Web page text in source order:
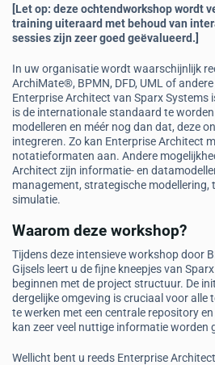
[Let op: deze ochtendworkshop wordt
training uiteraard met behoud van
sessies zijn zeer goed geëvalueerd.]
In uw organisatie wordt waarschijnlijk
ArchiMate®, BPMN, DFD, UML of
Enterprise Architect van Sparx Systems
is de internationale standaard te
modelleren en méér nog dan dat, deze
integreren. Zo kan Enterprise Architect
notatieformaten aan. Andere
Architect zijn informatie- en
management, strategische modellering,
simulatie.
Waarom deze workshop?
Tijdens deze intensieve workshop door
Gijsels leert u de fijne kneepjes van
beginnen met de project structuur. De
dergelijke omgeving is cruciaal voor alle
te werken met een centrale repository
kan zeer veel nuttige informatie worden
Wellicht bent u reeds Enterprise